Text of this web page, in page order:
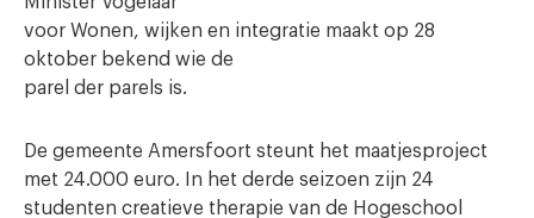
voor Wonen, wijken en integratie maakt op 28
oktober bekend wie de
parel der parels is.
De gemeente Amersfoort steunt het maatjesproject
met 24.000 euro. In het derde seizoen zijn 24
studenten creatieve therapie van de Hogeschool